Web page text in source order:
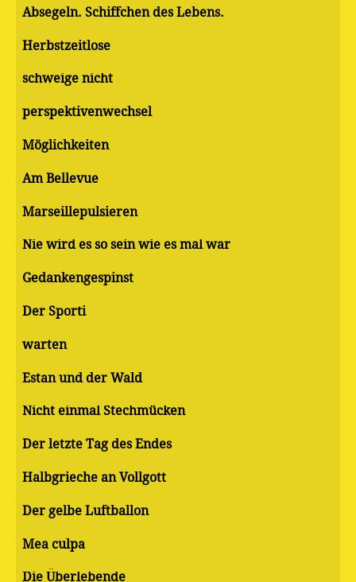
Absegeln. Schiffchen des Lebens.
Herbstzeitlose
schweige nicht
perspektivenwechsel
Möglichkeiten
Am Bellevue
Marseillepulsieren
Nie wird es so sein wie es mal war
Gedankengespinst
Der Sporti
warten
Estan und der Wald
Nicht einmal Stechmücken
Der letzte Tag des Endes
Halbgrieche an Vollgott
Der gelbe Luftballon
Mea culpa
Die Überlebende